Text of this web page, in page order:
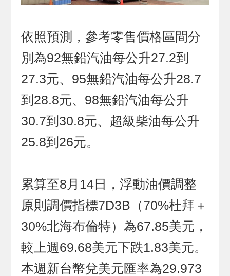
依照預測，參考零售價格區間分
別為92無鉛汽油每公升27.2到
27.3元、95無鉛汽油每公升28.7
到28.8元、98無鉛汽油每公升
30.7到30.8元、超級柴油每公升
25.8到26元。
累算至8月14日，浮動油價調整
原則調價指標7D3B（70%杜拜＋
30%北海布倫特）為67.85美元，
較上週69.68美元下跌1.83美元。
本週新台幣兌美元匯率為29.973